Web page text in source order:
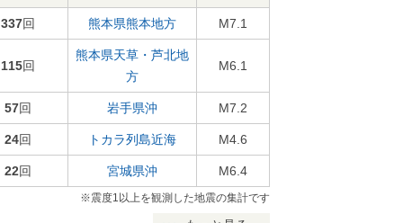
337回 熊本県熊本地方 M7.1
115回
熊本県天草・芦北地
方
M6.1
57回 岩手県沖 M7.2
24回 トカラ列島近海 M4.6
22回 宮城県沖 M6.4
※震度1以上を観測した地震の集計です